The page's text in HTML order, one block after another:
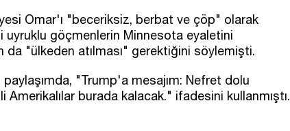
Omar'ı "beceriksiz, berbat ve çöp" olarak
göçmenlerin Minnesota eyaletini
"ülkeden atılması" gerektiğini söylemişti.
"Trump'a mesajım: Nefret dolu
burada kalacak." ifadesini kullanmıştı.